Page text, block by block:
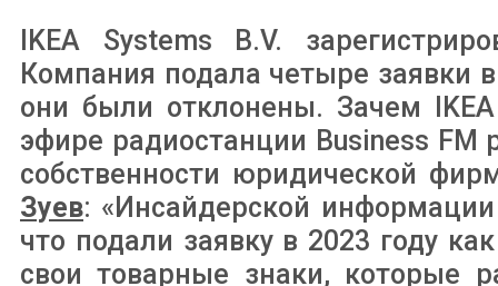
IKEA Systems B.V.
Компания подала четыре заявки
они были отклонены. Зачем
эфире радиостанции Business FM
собственности юридической
Зуев: «Инсайдерской
что подали заявку в 2023 году
свои товарные знаки, которые